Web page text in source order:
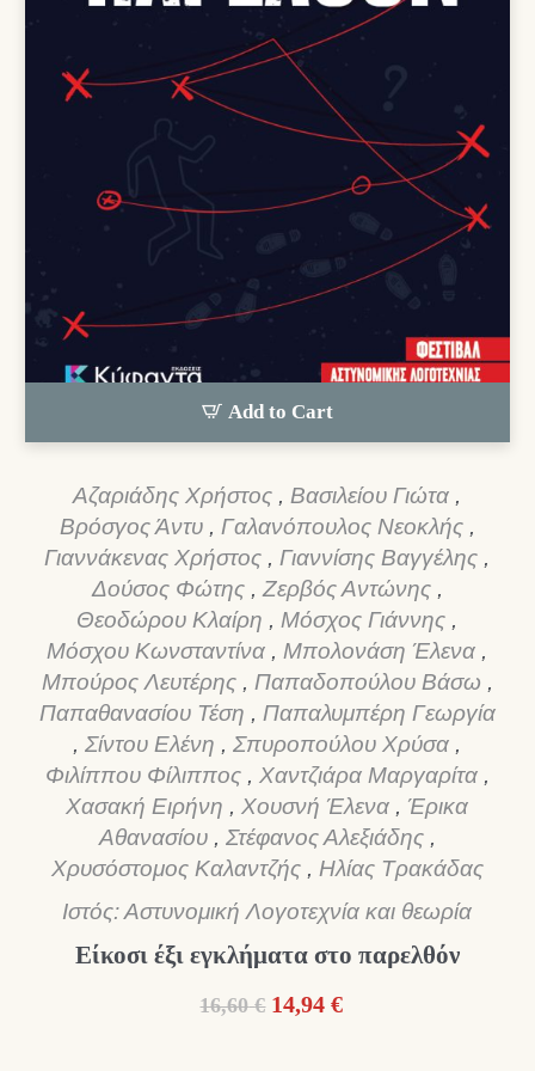
Add to Cart
Αζαριάδης Χρήστος , Βασιλείου Γιώτα ,
Βρόσγος Άντυ , Γαλανόπουλος Νεοκλής ,
Γιαννάκενας Χρήστος , Γιαννίσης Βαγγέλης ,
Δούσος Φώτης , Ζερβός Αντώνης ,
Θεοδώρου Κλαίρη , Μόσχος Γιάννης ,
Μόσχου Κωνσταντίνα , Μπολονάση Έλενα ,
Μπούρος Λευτέρης , Παπαδοπούλου Βάσω ,
Παπαθανασίου Τέση , Παπαλυμπέρη Γεωργία
,Σίντου Ελένη ,Σπυροπούλου Χρύσα ,
Φιλίππου Φίλιππος , Χαντζιάρα Μαργαρίτα ,
Χασακή Ειρήνη , Χουσνή Έλενα , Έρικα
Αθανασίου , Στέφανος Αλεξιάδης ,
Χρυσόστομος Καλαντζής , Ηλίας Τρακάδας
Ιστός: Αστυνομική Λογοτεχνία και θεωρία
Είκοσι έξι εγκλήματα στο παρελθόν
16,60 € Original
14,94 €Η